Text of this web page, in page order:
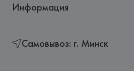
Информация
Самовывоз: г. Минск